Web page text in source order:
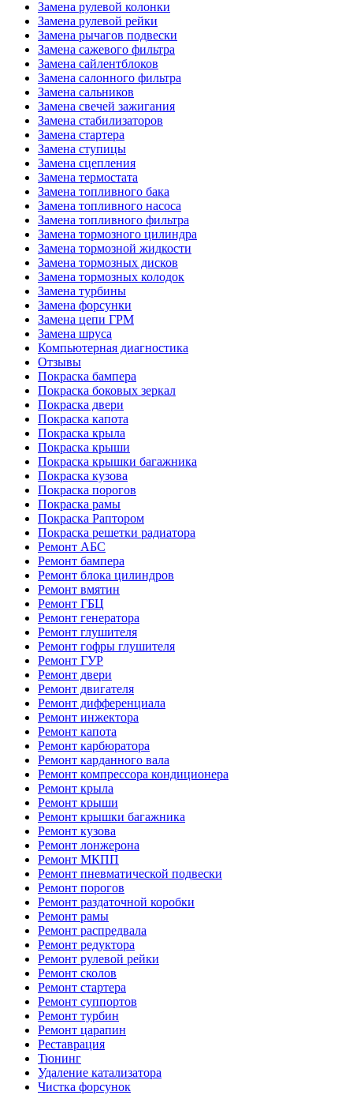
Замена рулевой колонки
Замена рулевой рейки
Замена рычагов подвески
Замена сажевого фильтра
Замена сайлентблоков
Замена салонного фильтра
Замена сальников
Замена свечей зажигания
Замена стабилизаторов
Замена стартера
Замена ступицы
Замена сцепления
Замена термостата
Замена топливного бака
Замена топливного насоса
Замена топливного фильтра
Замена тормозного цилиндра
Замена тормозной жидкости
Замена тормозных дисков
Замена тормозных колодок
Замена турбины
Замена форсунки
Замена цепи ГРМ
Замена шруса
Компьютерная диагностика
Отзывы
Покраска бампера
Покраска боковых зеркал
Покраска двери
Покраска капота
Покраска крыла
Покраска крыши
Покраска крышки багажника
Покраска кузова
Покраска порогов
Покраска рамы
Покраска Раптором
Покраска решетки радиатора
Ремонт АБС
Ремонт бампера
Ремонт блока цилиндров
Ремонт вмятин
Ремонт ГБЦ
Ремонт генератора
Ремонт глушителя
Ремонт гофры глушителя
Ремонт ГУР
Ремонт двери
Ремонт двигателя
Ремонт дифференциала
Ремонт инжектора
Ремонт капота
Ремонт карбюратора
Ремонт карданного вала
Ремонт компрессора кондиционера
Ремонт крыла
Ремонт крыши
Ремонт крышки багажника
Ремонт кузова
Ремонт лонжерона
Ремонт МКПП
Ремонт пневматической подвески
Ремонт порогов
Ремонт раздаточной коробки
Ремонт рамы
Ремонт распредвала
Ремонт редуктора
Ремонт рулевой рейки
Ремонт сколов
Ремонт стартера
Ремонт суппортов
Ремонт турбин
Ремонт царапин
Реставрация
Тюнинг
Удаление катализатора
Чистка форсунок